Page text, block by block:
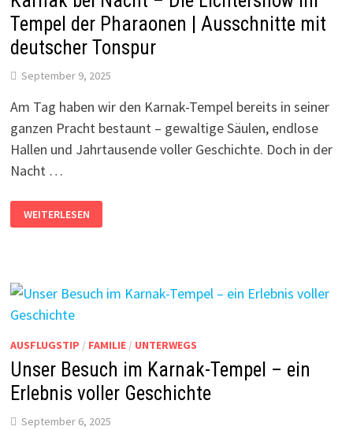
Tempel der Pharaonen | Ausschnitte mit
deutscher Tonspur
September 9, 2025
Am Tag haben wir den Karnak-Tempel bereits in seiner
ganzen Pracht bestaunt – gewaltige Säulen, endlose
Hallen und Jahrtausende voller Geschichte. Doch in der
Nacht …
BEI
NACHT
TEMPEL
DER
PHARAONEN
|
MIT
DEUTSCHER
TONSPUR
WEITERLESEN
AUSFLUGSTIP / FAMILIE/ UNTERWEGS
Unser Besuch im Karnak-Tempel – ein
Erlebnis voller Geschichte
September 6, 2025